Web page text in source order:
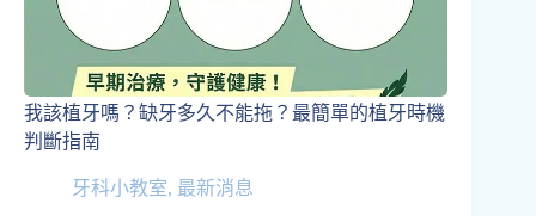
我該植牙嗎？缺牙多久不能拖？最簡單的植牙時機
判斷指南
牙科小教室, 最新消息